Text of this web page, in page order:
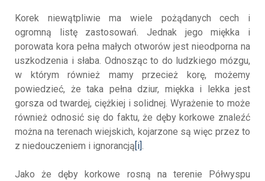
Korek niewątpliwie ma wiele pożądanych cech i
ogromną listę zastosowań. Jednak jego miękka i
porowata kora pełna małych otworów jest nieodporna na
uszkodzenia i słaba. Odnosząc to do ludzkiego mózgu,
w którym również mamy przecież korę, możemy
powiedzieć, że taka pełna dziur, miękka i lekka jest
gorsza od twardej, ciężkiej i solidnej. Wyrażenie to może
również odnosić się do faktu, że dęby korkowe znaleźć
można na terenach wiejskich, kojarzone są więc przez to
z niedouczeniem i ignorancją[i].
Jako że dęby korkowe rosną na terenie Półwyspu